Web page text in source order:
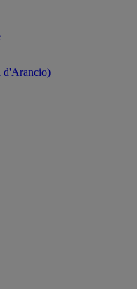
d'Arancio)